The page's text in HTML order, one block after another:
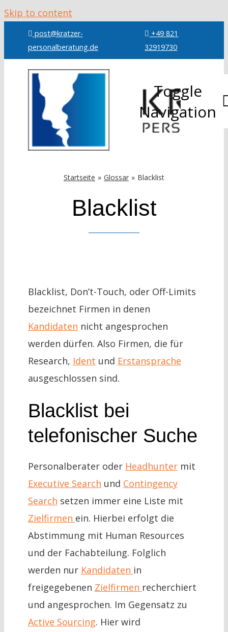
Skip to content
post@kratzer-
personalberatung.de
+49 821
32919730
Toggle
Navigation
Startseite Glossar Blacklist
Blacklist
Blacklist, Don’t-Touch, oder Off-Limits
bezeichnet Firmen in denen
Kandidaten nicht angesprochen
werden dürfen. Also Firmen, die für
Research, Ident und Erstansprache
ausgeschlossen sind.
Blacklist bei
telefonischer Suche
Personalberater oder Headhuntermit
Executive Search und Contingency
Search setzen immer eine Liste mit
Zielfirmen ein. Hierbei erfolgt die
Abstimmung mit Human Resources
und der Fachabteilung. Folglich
werden nur Kandidaten in
freigegebenen Zielfirmen recherchiert
und angesprochen. Im Gegensatz zu
Active Sourcing. Hier wird